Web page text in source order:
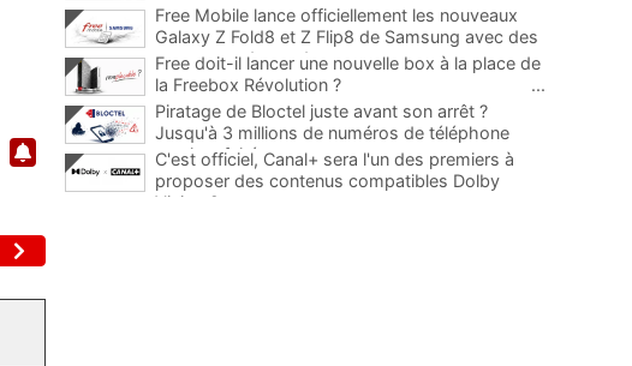
Free Mobile lance officiellement les nouveaux
Galaxy Z Fold8 et Z Flip8 de Samsung avec des
promos et des cadeaux
...
Free doit-il lancer une nouvelle box à la place de
la Freebox Révolution ?
...
Piratage de Bloctel juste avant son arrêt ?
Jusqu'à 3 millions de numéros de téléphone
auraient fuité
C'est officiel, Canal+ sera l'un des premiers à
proposer des contenus compatibles Dolby
Vision 2